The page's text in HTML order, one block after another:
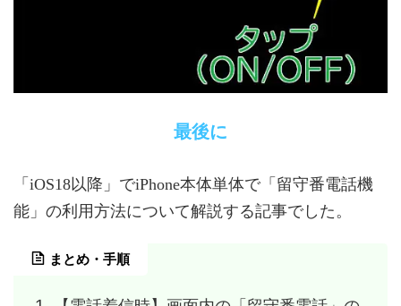
最後に
「iOS18以降」でiPhone本体単体で「留守番電話機
能」の利用方法について解説する記事でした。
まとめ・手順